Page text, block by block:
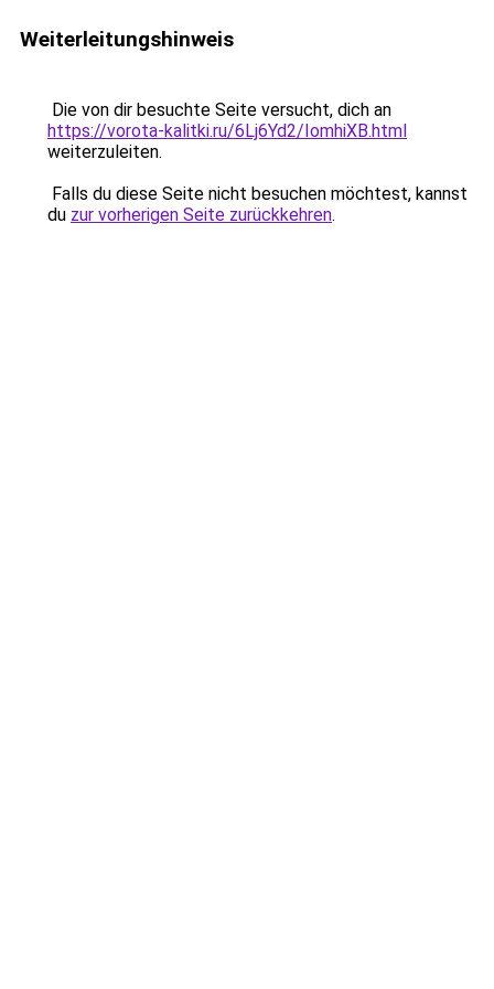
Weiterleitungshinweis
Die von dir besuchte Seite versucht, dich an
https://vorota-kalitki.ru/6Lj6Yd2/IomhiXB.html
weiterzuleiten.
Falls du diese Seite nicht besuchen möchtest, kannst
du zur vorherigen Seite zurückkehren.